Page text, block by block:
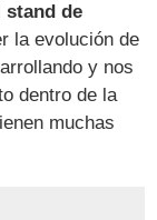
stand de
la evolución de
y nos
dentro de la
muchas